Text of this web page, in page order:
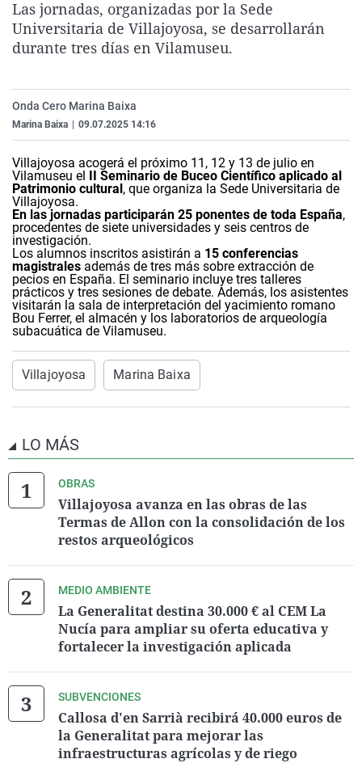
La rosa de los vientos
Caso
Extremadura
Virales
Las jornadas, organizadas por la Sede
Universitaria de Villajoyosa, se desarrollarán
durante tres días en Vilamuseu.
Onda Cero Marina Baixa
Marina Baixa 09.07.2025 14:16
Villajoyosa acogerá el próximo 11, 12 y 13 de julio en
Vilamuseu el II Seminario de Buceo Científico aplicado al
Patrimonio cultural, que organiza la Sede Universitaria de
Villajoyosa.
En las jornadas participarán 25 ponentes de toda España,
procedentes de siete universidades y seis centros de
investigación.
Los alumnos inscritos asistirán a 15 conferencias
magistrales además de tres más sobre extracción de
pecios en España. El seminario incluye tres talleres
prácticos y tres sesiones de debate. Además, los asistentes
visitarán la sala de interpretación del yacimiento romano
Bou Ferrer, el almacén y los laboratorios de arqueología
subacuática de Vilamuseu.
Villajoyosa Marina Baixa
LO MÁS
OBRAS
Villajoyosa avanza en las obras de las
Termas de Allon con la consolidación de los
restos arqueológicos
MEDIO AMBIENTE
La Generalitat destina 30.000 € al CEM La
Nucía para ampliar su oferta educativa y
fortalecer la investigación aplicada
SUBVENCIONES
Callosa d'en Sarrià recibirá 40.000 euros de
la Generalitat para mejorar las
infraestructuras agrícolas y de riego